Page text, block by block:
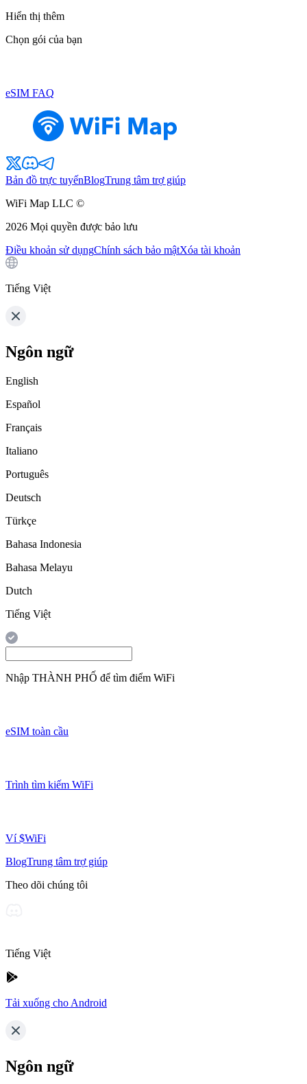
Hiển thị thêm
Chọn gói của bạn
eSIM FAQ
Bản đồ trực tuyếnBlogTrung tâm trợ giúp
WiFi Map LLC ©
2026 Mọi quyền được bảo lưu
Điều khoản sử dụngChính sách bảo mậtXóa tài khoản
Tiếng Việt
Ngôn ngữ
English
Español
Français
Italiano
Português
Deutsch
Türkçe
Bahasa Indonesia
Bahasa Melayu
Dutch
Tiếng Việt
Nhập THÀNH PHỐ để tìm điểm WiFi
eSIM toàn cầu
Trình tìm kiếm WiFi
Ví $WiFi
BlogTrung tâm trợ giúp
Theo dõi chúng tôi
Tiếng Việt
Tải xuống cho Android
Ngôn ngữ